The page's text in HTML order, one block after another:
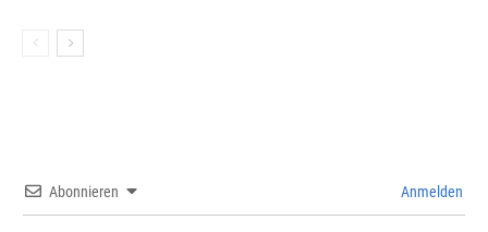
Abonnieren Anmelden